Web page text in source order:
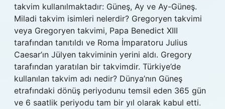
takvim kullanılmaktadır: Güneş, Ay ve Ay-Güneş.
Miladi takvim isimleri nelerdir? Gregoryen takvimi
veya Gregoryen takvimi, Papa Benedict XIII
tarafından tanıtıldı ve Roma İmparatoru Julius
Caesar’ın Jülyen takviminin yerini aldı. Gregory
tarafından yaratılan bir takvimdir. Türkiye’de
kullanılan takvim adı nedir? Dünya’nın Güneş
etrafındaki dönüş periyodunu temsil eden 365 gün
ve 6 saatlik periyodu tam bir yıl olarak kabul etti.